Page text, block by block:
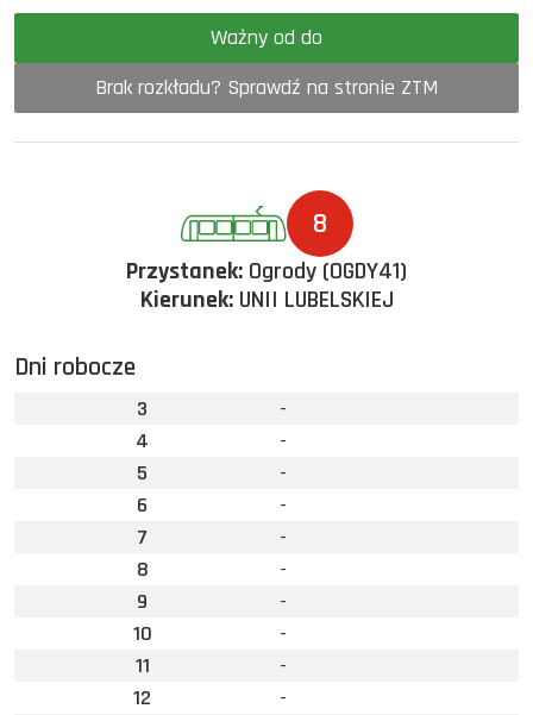
Ważny od do
Brak rozkładu? Sprawdź na stronie ZTM
8
Przystanek: Ogrody (OGDY41)
Kierunek:UNII LUBELSKIEJ
Dni robocze
3
-
4
-
5
-
6
-
7
-
8
-
9
-
10
-
11
-
12
-